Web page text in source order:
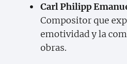
Carl Philipp
Compositor que
emotividad y la
obras.